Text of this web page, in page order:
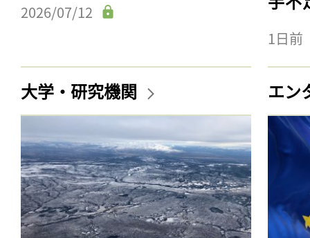
2026/07/12
1日前
大学・研究機関 エン